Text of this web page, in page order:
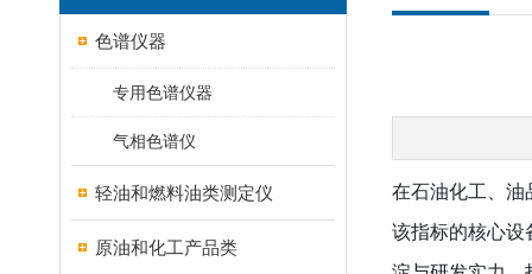
色谱仪器
专用色谱仪器
气相色谱仪
轻油和燃料油类测定仪
原油和化工产品类
在石油化工、油
该指标的核心设